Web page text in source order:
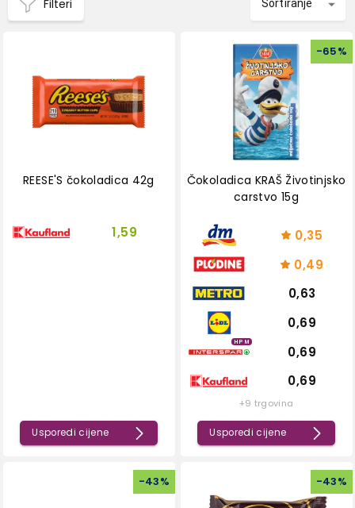
Filteri Sortiranje
REESE'S čokoladica 42g
1,59
Usporedi cijene
-65%
Čokoladica KRAŠ Životinjsko
carstvo 15g
0,35
0,49
0,63
0,69
HPM
0,69
0,69
+9 trgovina
Usporedi cijene
-43% -43%